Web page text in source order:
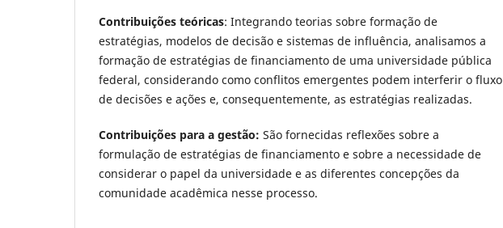
Contribuições teóricas: Integrando teorias sobre formação de
estratégias, modelos de decisão e sistemas de influência, analisamos a
formação de estratégias de financiamento de uma universidade pública
federal, considerando como conflitos emergentes podem interferir o fluxo
de decisões e ações e, consequentemente, as estratégias realizadas.
Contribuições para a gestão: São fornecidas reflexões sobre a
formulação de estratégias de financiamento e sobre a necessidade de
considerar o papel da universidade e as diferentes concepções da
comunidade acadêmica nesse processo.